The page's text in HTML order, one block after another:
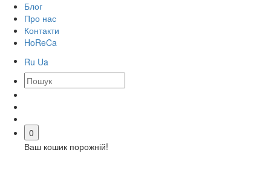
Блог
Про нас
Контакти
HoReCa
Ru Ua
0
Ваш кошик порожній!